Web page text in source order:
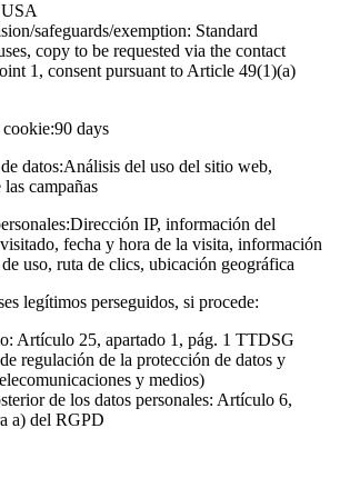
safeguards/exemption: Standard
copy to be requested via the contact
1, consent pursuant to Article 49(1)(a)
90 days
datos:Análisis del uso del sitio web,
campañas
Dirección IP, información del
fecha y hora de la visita, información
uso, ruta de clics, ubicación geográfica
legítimos perseguidos, si procede:
Artículo 25, apartado 1, pág. 1 TTDSG
regulación de la protección de datos y
y medios)
de los datos personales: Artículo 6,
a) del RGPD